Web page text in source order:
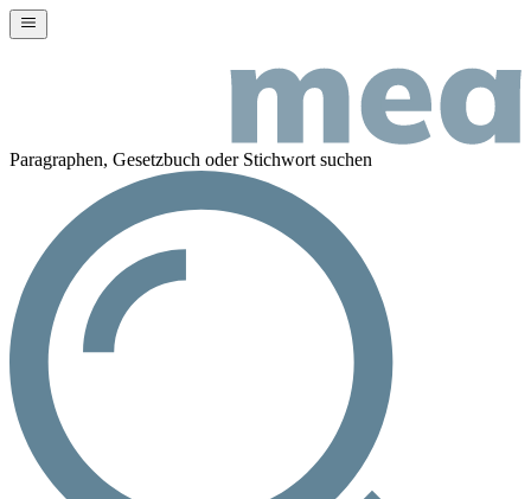
Paragraphen, Gesetzbuch oder Stichwort suchen